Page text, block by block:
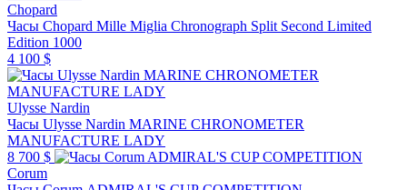
Chopard
Часы Chopard Mille Miglia Chronograph Split Second Limited
Edition 1000
4 100 $
Ulysse Nardin
Часы Ulysse Nardin MARINE CHRONOMETER
MANUFACTURE LADY
8 700 $
Corum